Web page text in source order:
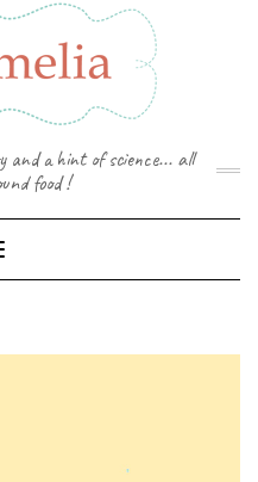
and a hint of science... all
food !
Navigation